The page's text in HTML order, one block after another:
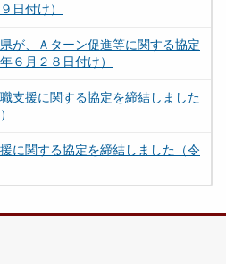
日付け）
が、Ａターン促進等に関する協定
６月２８日付け）
支援に関する協定を締結しました
に関する協定を締結しました（令